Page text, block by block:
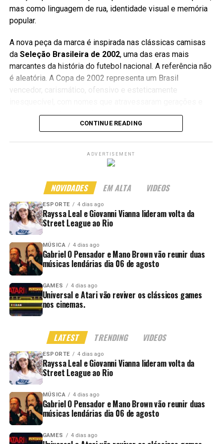
mas como linguagem de rua, identidade visual e memória
popular.
A nova peça da marca é inspirada nas clássicas camisas
da Seleção Brasileira de 2002, uma das eras mais
marcantes da história do futebol nacional. A referência não
é aleatória. A Copa de 2002 representa um Brasil
vencedor, carismático, ofensivo e esteticamente
viraram parte do imaginário de quem cresceu vendo
futebol, videogame, camisa larga e cultura de rua andando
Mas para entender o peso dessa coleção, é preciso voltar
apenas lançando uma camisa para surfar no ano de Copa.
A marca carrega uma história dentro do streetwear
brasileiro.
Uma marca nascida fora do padrão
da moda carioca
A Thug Nine nasceu em
porDJ Binho 09, a partir de uma lacuna cultural muito clara.
No fim dos anos 90, boa parte da moda carioca era
dominada por uma estética ligada à praia, ao verão, ao
corpo e ao lifestyle solar que sempre marcou a imagem
comercial do Rio de Janeiro. Só que existia outra
juventude na cidade que não se via representada por esse
visual.
rua, à periferia, aos bailes, às pistas e a uma linguagem
visual mais pesada.
Enquanto muitas marcas vendiam o Rio como cartão-
CONTINUE READING
ADVERTISEMENT
NOVIDADES EM ALTA VIDEOS
ESPORTE 4 dias ago
Rayssa Leal e Giovanni Vianna lideram volta da
Street League ao Rio
MÚSICA 4 dias ago
Gabriel O Pensador e Mano Brown vão reunir duas
músicas lendárias dia 06 de agosto
GAMES 4 dias ago
Universal e Atari vão reviver os clássicos games
nos cinemas.
LATEST TRENDING VIDEOS
ESPORTE 4 dias ago
Rayssa Leal e Giovanni Vianna lideram volta da
Street League ao Rio
MÚSICA 4 dias ago
Gabriel O Pensador e Mano Brown vão reunir duas
músicas lendárias dia 06 de agosto
GAMES 4 dias ago